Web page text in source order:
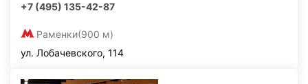
+7 (495) 135-42-87
Раменки(900 м)
ул. Лобачевского, 114